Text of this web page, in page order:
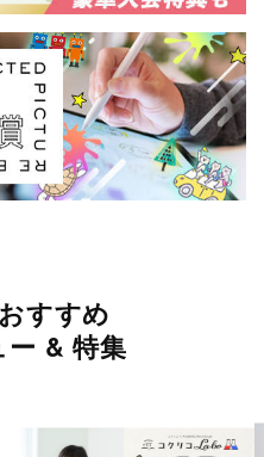
すすめ
& 特集